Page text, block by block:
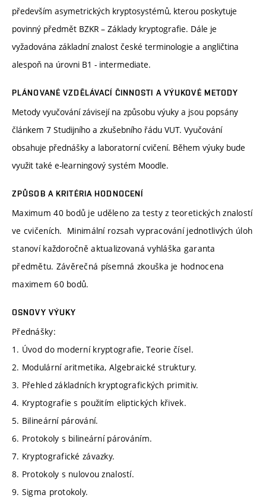
především asymetrických kryptosystémů, kterou poskytuje
povinný předmět BZKR – Základy kryptografie. Dále je
vyžadována základní znalost české terminologie a angličtina
alespoň na úrovni B1 - intermediate.
PLÁNOVANÉ VZDĚLÁVACÍ ČINNOSTI A VÝUKOVÉ METODY
Metody vyučování závisejí na způsobu výuky a jsou popsány
článkem 7 Studijního a zkušebního řádu VUT. Vyučování
obsahuje přednášky a laboratorní cvičení. Během výuky bude
využit také e-learningový systém Moodle.
ZPŮSOB A KRITÉRIA HODNOCENÍ
Maximum 40 bodů je uděleno za testy z teoretických znalostí
ve cvičeních. Minimální rozsah vypracování jednotlivých úloh
stanoví každoročně aktualizovaná vyhláška garanta
předmětu. Závěrečná písemná zkouška je hodnocena
maximem 60 bodů.
OSNOVY VÝUKY
Přednášky:
1. Úvod do moderní kryptografie, Teorie čísel.
2. Modulární aritmetika, Algebraické struktury.
3. Přehled základních kryptografických primitiv.
4. Kryptografie s použitím eliptických křivek.
5. Bilineární párování.
6. Protokoly s bilineární párováním.
7. Kryptografické závazky.
8. Protokoly s nulovou znalostí.
9. Sigma protokoly.